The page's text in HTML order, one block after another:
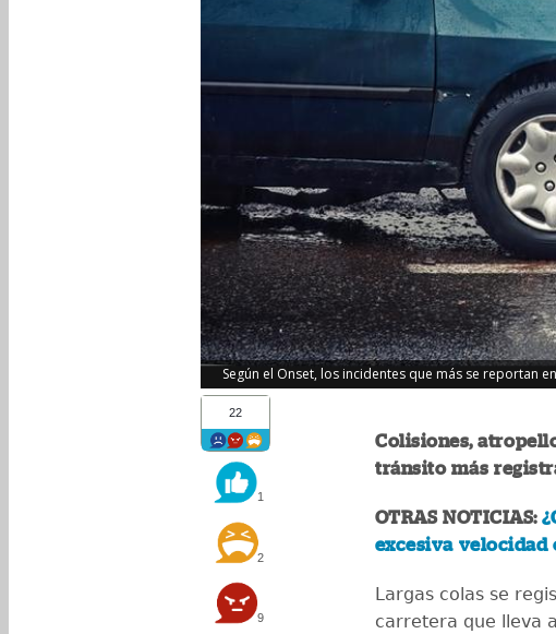
Según el Onset, los incidentes que más se reportan
22
1
2
9
Colisiones,
tránsito más
OTRAS NOTICIAS:
excesiva velocidad
Largas colas se
carretera que lleva